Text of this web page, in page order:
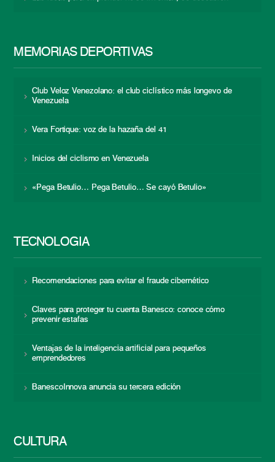
MEMORIAS DEPORTIVAS
Club Veloz Venezolano: el club ciclístico más longevo de
Venezuela
Vera Fortique: voz de la hazaña del 41
Inicios del ciclismo en Venezuela
«Pega Betulio… Pega Betulio… Se cayó Betulio»
TECNOLOGÍA
Recomendaciones para evitar el fraude cibernético
Claves para proteger tu cuenta Banesco: conoce cómo
prevenir estafas
Ventajas de la inteligencia artificial para pequeños
emprendedores
BanescoInnova anuncia su tercera edición
CULTURA